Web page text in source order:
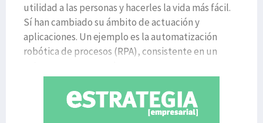
utilidad a las personas y hacerles la vida más fácil.
Sí han cambiado su ámbito de actuación y
aplicaciones. Un ejemplo es la automatización
robótica de procesos (RPA), consistente en un